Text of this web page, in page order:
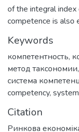
of the integral index
competence is also
Keywords
компетентность,
метод таксономии,
система
competency,
Citation
Ринкова